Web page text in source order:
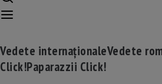
Vedete internaționaleVedete
Click!Paparazzii Click!